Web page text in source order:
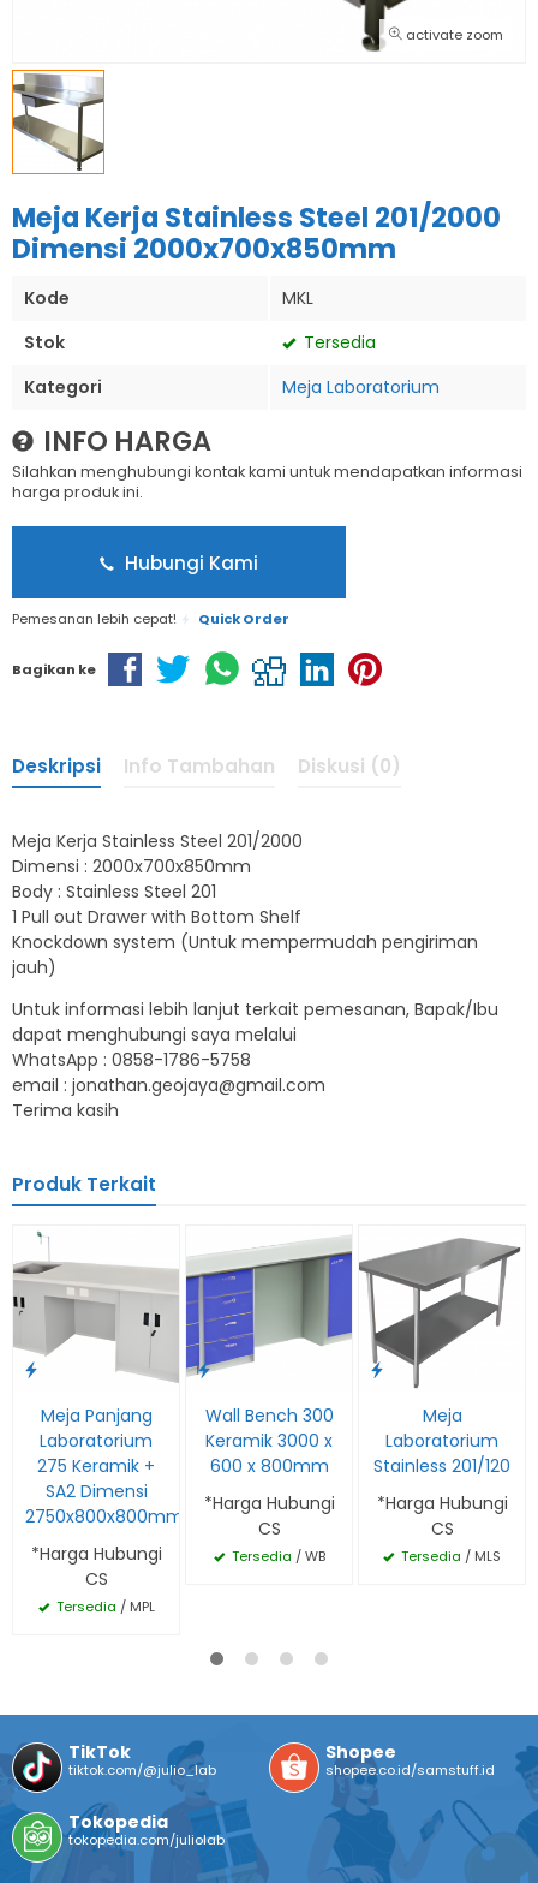
activate zoom
Meja Kerja Stainless Steel 201/2000
Dimensi 2000x700x850mm
Kode
MKL
Stok
Tersedia
Kategori
Meja Laboratorium
INFO HARGA
Silahkan menghubungi kontak kami untuk mendapatkan informasi
harga produk ini.
Hubungi Kami
Pemesanan lebih cepat! Quick Order
Bagikan ke
Deskripsi Info Tambahan Diskusi (0)
Meja Kerja Stainless Steel 201/2000
Dimensi : 2000x700x850mm
Body : Stainless Steel 201
1 Pull out Drawer with Bottom Shelf
Knockdown system (Untuk mempermudah pengiriman
jauh)
Untuk informasi lebih lanjut terkait pemesanan, Bapak/Ibu
dapat menghubungi saya melalui
WhatsApp : 0858-1786-5758
email : jonathan.geojaya@gmail.com
Terima kasih
Produk Terkait
Meja Panjang
Laboratorium
275 Keramik +
SA2 Dimensi
2750x800x800mm
*Harga Hubungi
CS
Tersedia / MPL
Wall Bench 300
Keramik 3000 x
600 x 800mm
*Harga Hubungi
CS
Tersedia / WB
Meja
Laboratorium
Stainless 201/120
*Harga Hubungi
CS
Tersedia / MLS
TikTok
tiktok.com/@julio_lab
Shopee
shopee.co.id/samstuff.id
Tokopedia
tokopedia.com/juliolab